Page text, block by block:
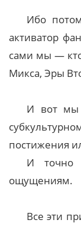
Ибо
активатор
сами мы —
Микса, Эры
И вот мы
постижения
И точно
ощущениям.
Все эти